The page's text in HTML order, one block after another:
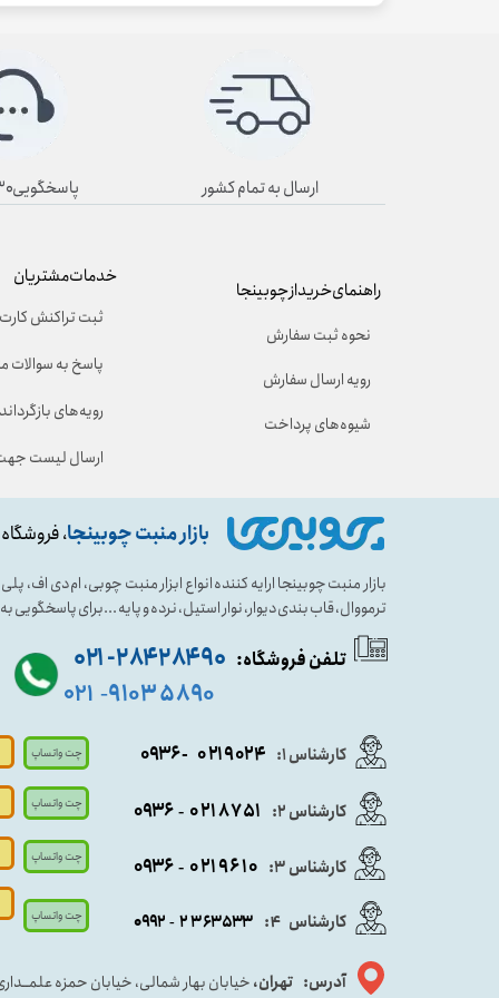
بازار منبت چوبینجا،
بازار منبت چوبینجا ارایه کننده انواع ابزار منبت چوبی، ام دی
ترمووال، قاب بندی دیوار، نوار استیل، نرده و پایه ...برای پاسخگویی
کارشناس ۱: ۰۲۱۹۰۲۴ - ۰۹۳۶
آدرس: تهران،خیابان بهار شمالی، خیابان حمزه
تلفن فروشگاه: ۹۰ ۲۸۴ ۲۸۴- ۰۲۱
۵۸۹۰ ۹۱۰۳ -۰۲۱
کارشناس ۳: ۰۲۱۹۶۱۰ -۰۹۳۶
کارشناس ۲: ۰۲۱۸۷۵۱ - ۰۹۳۶
کارشناس 4
: ۲۳۶۳۵۳۳ - ۰۹۹۲
چت واتساپ
چت واتساپ
چت واتساپ
چت واتساپ
راهنمای خرید از چوبینجا
نحوه ثبت سفارش
رویه ارسال سفارش
شیوه‌های پرداخت
خدمات مشتریان
ثبت تراکنش
پاسخ به سوالات
رویه‌های
ارسال لیست
ارسال به تمام کشور پاسخگویی۸/۳۰ تا ۱۹/۳۰